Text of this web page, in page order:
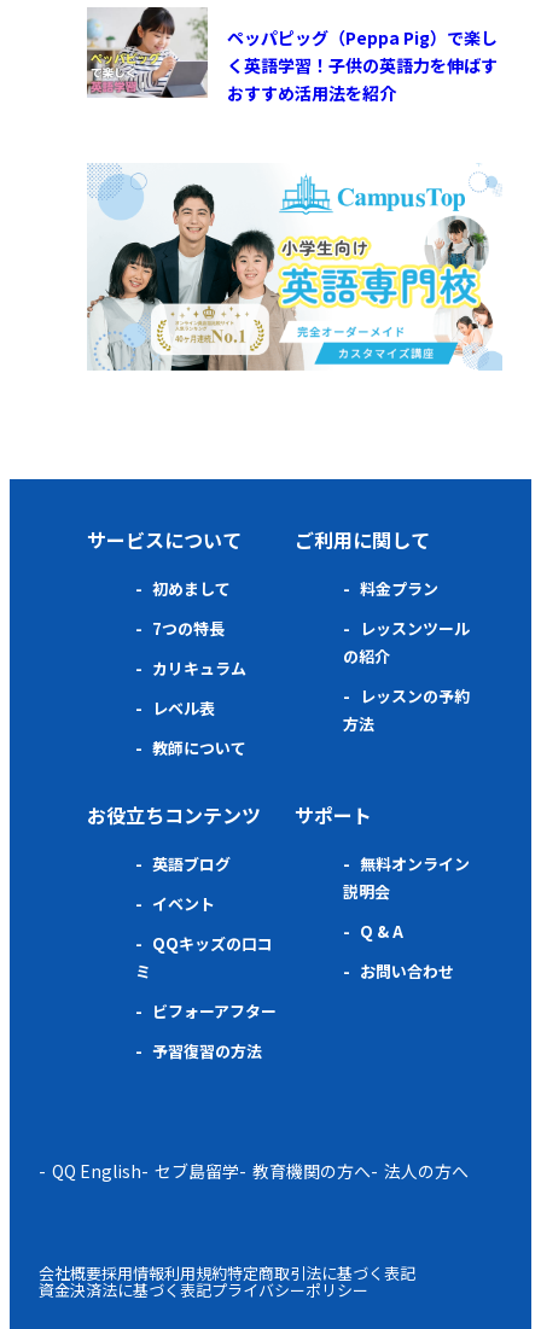
ペッパピッグ（Peppa Pig）で楽し
く英語学習！子供の英語力を伸ばす
おすすめ活用法を紹介
サービスについて
初めまして
7つの特長
カリキュラム
レベル表
教師について
ご利用に関して
料金プラン
レッスンツール
の紹介
レッスンの予約
方法
お役立ちコンテンツ
英語ブログ
イベント
QQキッズの口コ
ミ
ビフォーアフター
予習復習の方法
サポート
無料オンライン
説明会
Q & A
お問い合わせ
QQ English セブ島留学 教育機関の方へ 法人の方へ
会社概要採用情報利用規約特定商取引法に基づく表記
資金決済法に基づく表記プライバシーポリシー